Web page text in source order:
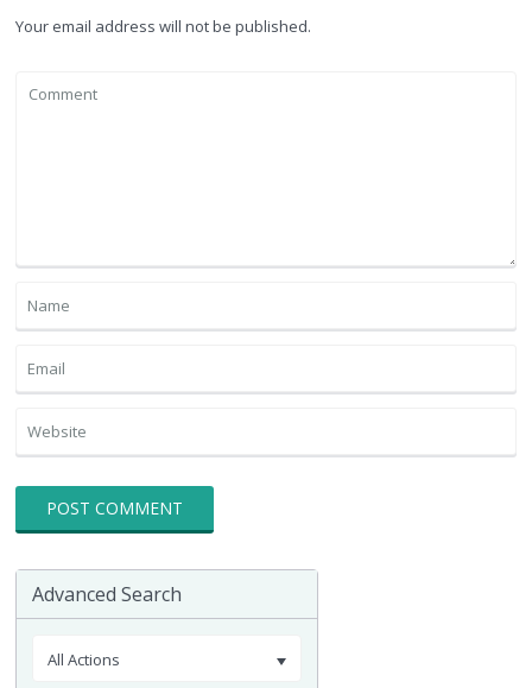
Your email address will not be published.
Advanced Search
All Actions